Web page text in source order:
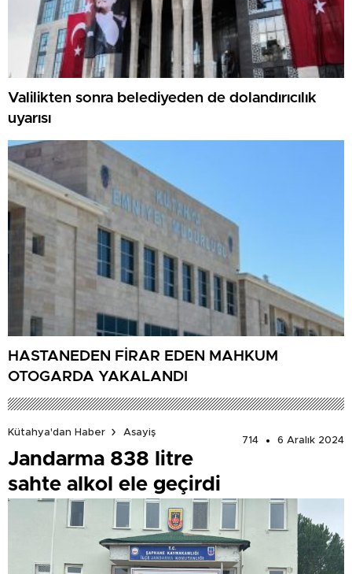
Valilikten sonra belediyeden de dolandırıcılık
uyarısı
HASTANEDEN FİRAR EDEN MAHKUM
OTOGARDA YAKALANDI
Kütahya'dan Haber
Asayiş
714
6 Aralık 2024
Jandarma 838 litre
sahte alkol ele geçirdi